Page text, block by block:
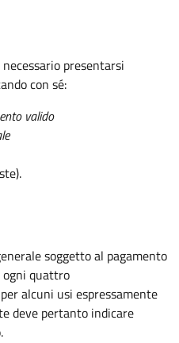
presentarsi
con sé:
valido
soggetto al pagamento
ogni quattro
alcuni usi espressamente
deve pertanto indicare